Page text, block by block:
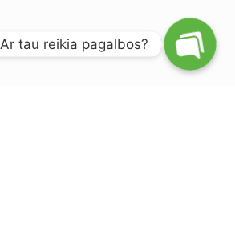
Ar tau reikia pagalbos?